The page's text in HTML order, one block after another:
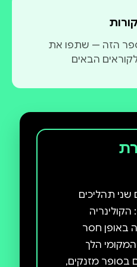
לספר הזה — שתפו את
הבאים
שני תהליכים
באופן חסר
הלך
בסופר מזנקים,